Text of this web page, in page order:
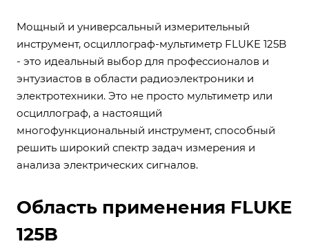
Мощный и универсальный измерительный
инструмент, осциллограф-мультиметр FLUKE 125B
- это идеальный выбор для профессионалов и
энтузиастов в области радиоэлектроники и
электротехники. Это не просто мультиметр или
осциллограф, а настоящий
многофункциональный инструмент, способный
решить широкий спектр задач измерения и
анализа электрических сигналов.
Область применения FLUKE
125B